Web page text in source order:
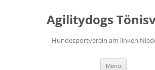
Agilitydogs
Hundesportverein am linken
Menü